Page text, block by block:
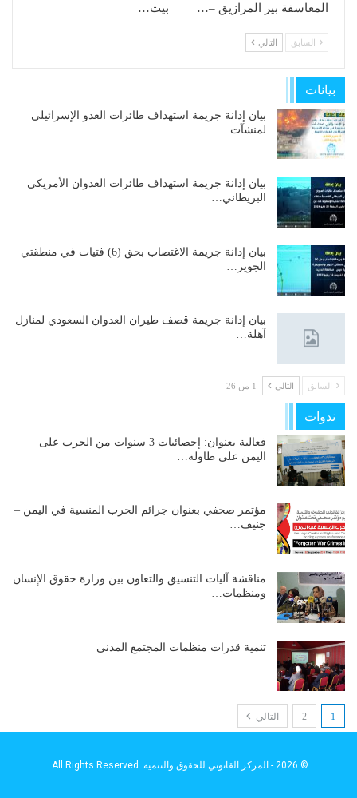
المعاسفة بير المرازيق –…
بيت…
السابق التالي
بيانات
بيان إدانة جريمة استهداف طائرات العدو الإسرائيلي
لمنشآت…
بيان إدانة جريمة استهداف طائرات العدوان الأمريكي
البريطاني…
بيان إدانة جريمة الاغتصاب بحق (6) فتيات في منطقتي
الجوير…
بيان إدانة جريمة قصف طيران العدوان السعودي لمنازل
آهلة…
السابق التالي 1 من 26
ندوات
فعالية بعنوان: إحصائيات 3 سنوات من الحرب على
اليمن على طاولة…
مؤتمر صحفي بعنوان جرائم الحرب المنسية في اليمن –
جنيف…
مناقشة آليات التنسيق والتعاون بين وزارة حقوق الإنسان
ومنظمات…
تنمية قدرات منظمات المجتمع المدني
1
2 التالي
© 2026 - المركز القانوني للحقوق والتنمية. All Rights Reserved.